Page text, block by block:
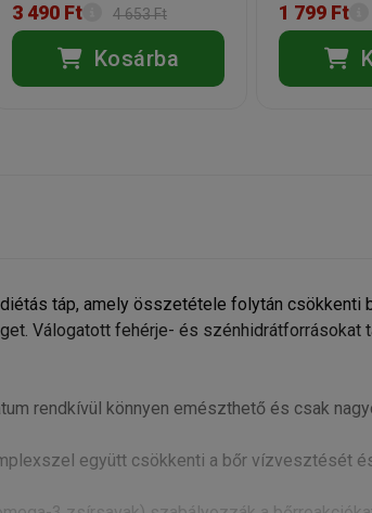
3 490 Ft 4 653 Ft
Kosárba
1 799 Ft
táp, amely összetétele folytán csökkenti
Válogatott fehérje- és szénhidrátforrásokat
rendkívül könnyen emészthető és csak
együtt csökkenti a bőr vízvesztését